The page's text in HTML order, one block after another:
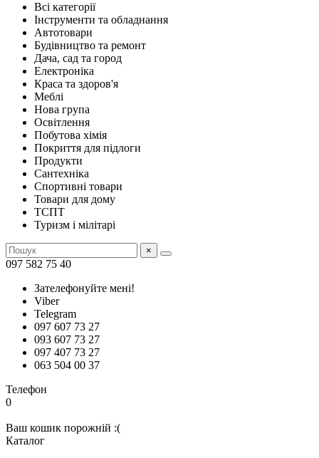
Всі категорії
Інструменти та обладнання
Автотовари
Будівництво та ремонт
Дача, сад та город
Електроніка
Краса та здоров'я
Меблі
Нова група
Освітлення
Побутова хімія
Покриття для підлоги
Продукти
Сантехніка
Спортивні товари
Товари для дому
ТСПТ
Туризм і мілітарі
×
097 582 75 40
Зателефонуйте мені!
Viber
Telegram
097 607 73 27
093 607 73 27
097 407 73 27
063 504 00 37
Телефон
0
Ваш кошик порожній :(
Каталог